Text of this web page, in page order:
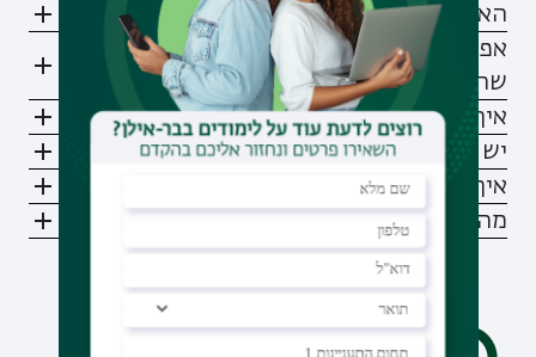
האם ניתן ללמוד חלק מהקורסים מרחוק?
אפשר לשנות תואר או תוכנית לימודים אחרי
שהתחלתי?
איך יודעים כמה משלמים על הלימודים?
יש מלגות?
איך מתקבלים ללימודי תואר ראשון?
מהם מועדי ההרשמה ללימודים לתואר?